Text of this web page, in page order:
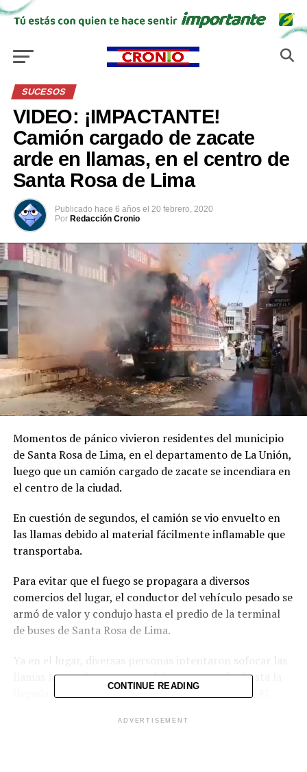
SUCESOS
VIDEO: ¡IMPACTANTE!
Camión cargado de zacate
arde en llamas, en el centro de
Santa Rosa de Lima
Publicado hace 6 años el 20 febrero, 2020
Por Redacción Cronio
Momentos de pánico vivieron residentes del municipio
de Santa Rosa de Lima, en el departamento de La Unión,
luego que un camión cargado de zacate se incendiara en
el centro de la ciudad.
En cuestión de segundos, el camión se vio envuelto en
las llamas debido al material fácilmente inflamable que
transportaba.
Para evitar que el fuego se propagara a diversos
comercios del lugar, el conductor del vehículo pesado se
armó de valor y condujo hasta el predio de la terminal
de buses de Santa Rosa de Lima.
Ya en el lugar, diversas personas intentaron sofocar las
llamas lanzando agua en recipientes, pero fue hasta la
llegada de elementos del Cuerpo de Bomberos de El
CONTINUE READING
ADVERTISEMENT